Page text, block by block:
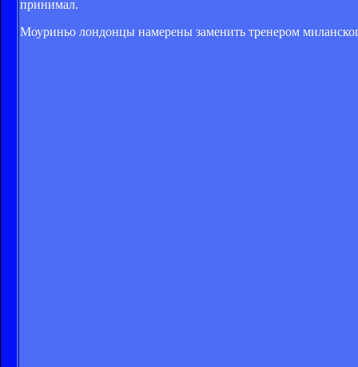
принимал.
Моуриньо лондонцы намерены заменить тренером